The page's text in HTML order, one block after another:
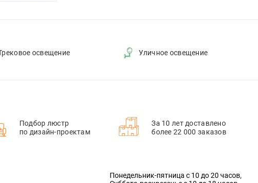
освещение Уличное освещение
Подбор люстр
по дизайн-проектам
За 10 лет доставлено
более 22 000 заказов
Понедельник-пятница с 10 до 20 часов,